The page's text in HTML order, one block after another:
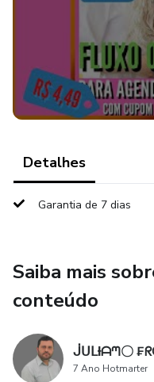
Detalhes
Garantia de 7 dias
Saiba mais
conteúdo
ᒎᑌᒪƗᗩᘉ〇
7 Ano Hotmarter